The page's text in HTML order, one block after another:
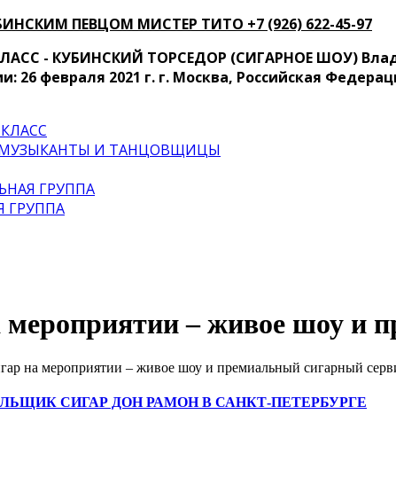
ПЕВЦОМ МИСТЕР ТИТО ‍+7 (926) 622-45-97
- КУБИНСКИЙ ТОРСЕДОР (СИГАРНОЕ ШОУ)
26 февраля 2021 г. г. Москва, Российская
И ТАНЦОВЩИЦЫ
ГРУППА
ГРУППА
мероприятии – живое шоу и
на мероприятии – живое шоу и премиальный сигарный
СИГАР ДОН РАМОН В САНКТ-ПЕТЕРБУРГЕ